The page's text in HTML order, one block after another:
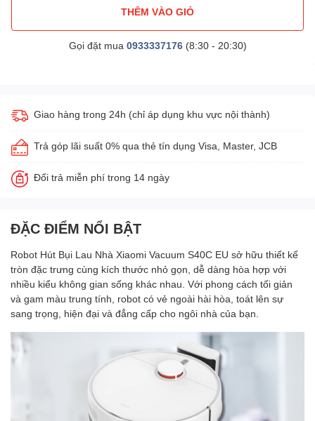
THÊM VÀO GIỎ
Gọi đặt mua 0933337176(8:30 - 20:30)
Giao hàng trong 24h (chỉ áp dụng khu vực nội thành)
Trả góp lãi suất 0% qua thẻ tín dụng Visa, Master, JCB
Đổi trả miễn phí trong 14 ngày
ĐẶC ĐIỂM NỔI BẬT
Robot Hút Bụi Lau Nhà Xiaomi Vacuum S40C EU sở hữu thiết kế
tròn đặc trưng cùng kích thước nhỏ gọn, dễ dàng hòa hợp với
nhiều kiểu không gian sống khác nhau. Với phong cách tối giản
và gam màu trung tính, robot có vẻ ngoài hài hòa, toát lên sự
sang trọng, hiện đại và đẳng cấp cho ngôi nhà của bạn.